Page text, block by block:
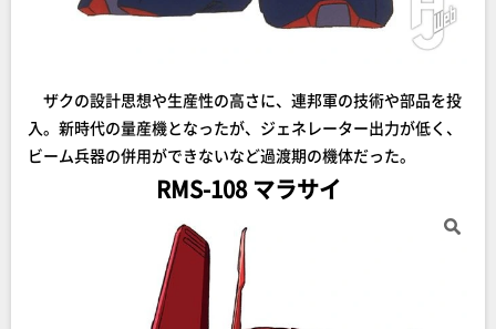
ザクの設計思想や生産性の高さに、連邦軍の技術や部品を投
入。新時代の量産機となったが、ジェネレーター出力が低く、
ビーム兵器の併用ができないなど過渡期の機体だった。
RMS-108 マラサイ